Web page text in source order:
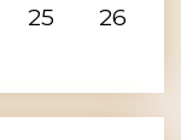
25
26